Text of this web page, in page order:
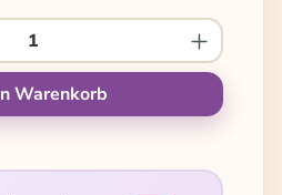
Gib den gewünschten
Warenkorb